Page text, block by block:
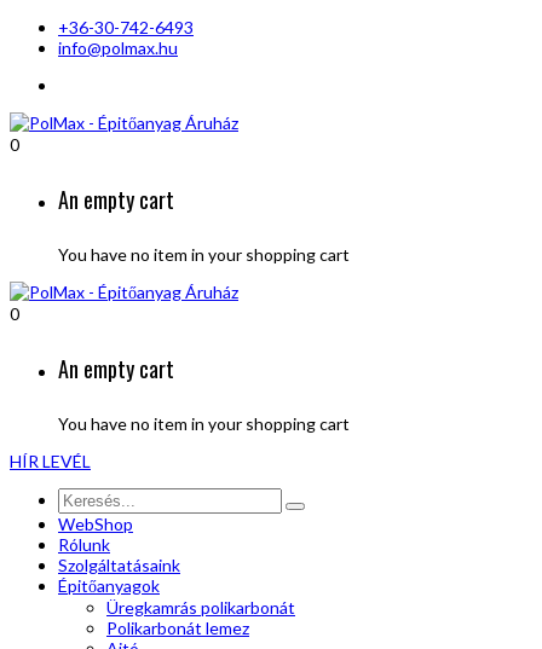
+36-30-742-6493
info@polmax.hu
0
An empty cart
You have no item in your shopping cart
0
An empty cart
You have no item in your shopping cart
HÍR LEVÉL
WebShop
Rólunk
Szolgáltatásaink
Épitőanyagok
Üregkamrás polikarbonát
Polikarbonát lemez